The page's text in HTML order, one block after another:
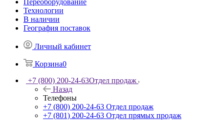
Переоборудование
Технологии
В наличии
География поставок
Личный кабинет
Корзина0
+7 (800) 200-24-63Отдел продаж
Назад
Телефоны
+7 (800) 200-24-63 Отдел продаж
+7 (801) 200-24-63 Отдел прямых продаж